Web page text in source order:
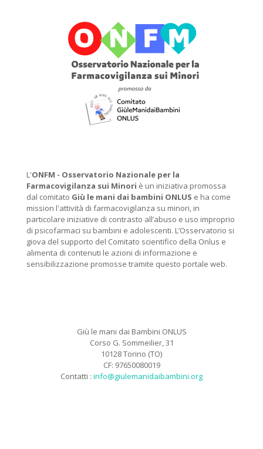
L'ONFM - Osservatorio Nazionale per la
Farmacovigilanza sui Minori è un iniziativa promossa
dal comitato Giù le mani dai bambini ONLUS e ha come
mission l'attività di farmacovigilanza su minori, in
particolare iniziative di contrasto all’abuso e uso improprio
di psicofarmaci su bambini e adolescenti. L’Osservatorio si
giova del supporto del Comitato scientifico della Onlus e
alimenta di contenuti le azioni di informazione e
sensibilizzazione promosse tramite questo portale web.
Giù le mani dai Bambini ONLUS
Corso G. Sommeilier, 31
10128 Torino (TO)
CF: 97650080019
Contatti : info@giulemanidaibambini.org